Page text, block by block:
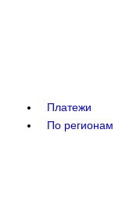
Платежи
По регионам